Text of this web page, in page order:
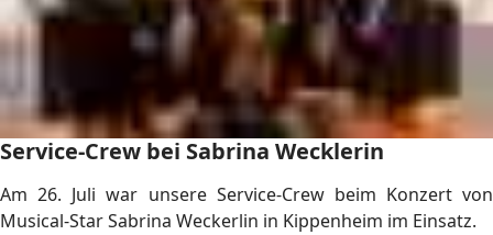
Service-Crew bei Sabrina Wecklerin
Am 26. Juli war unsere Service-Crew beim Konzert von
Musical-Star Sabrina Weckerlin in Kippenheim im Einsatz.